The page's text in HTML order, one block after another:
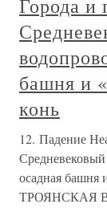
Города и
башня и
конь
12. Падение
осадная башня
ТРОЯНСКАЯ